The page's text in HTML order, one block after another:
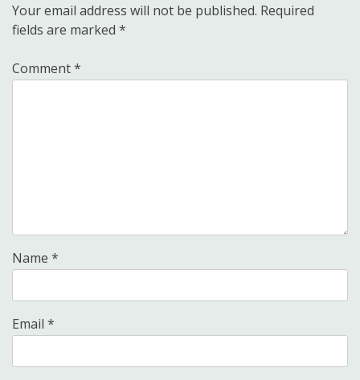
Your email address will not be published. Required
fields are marked *
Comment*
Name *
Email *